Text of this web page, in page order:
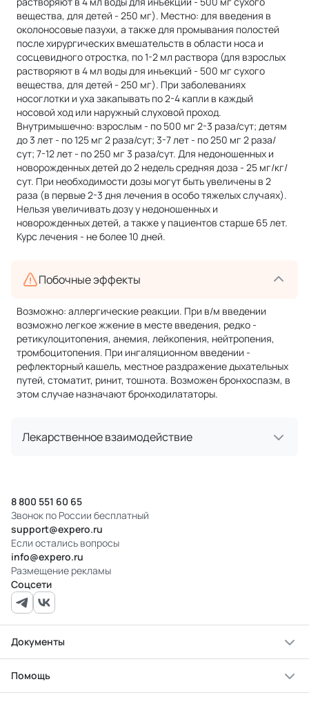
вещества, для детей - 250 мг). Местно: для введения в
околоносовые пазухи, а также для промывания полостей
после хирургических вмешательств в области носа и
сосцевидного отростка, по 1-2 мл раствора (для взрослых
растворяют в 4 мл воды для инъекций - 500 мг сухого
вещества, для детей - 250 мг). При заболеваниях
носоглотки и уха закапывать по 2-4 капли в каждый
носовой ход или наружный слуховой проход.
Внутримышечно: взрослым - по 500 мг 2-3 раза/сут; детям
до 3 лет - по 125 мг 2 раза/сут; 3-7 лет - по 250 мг 2 раза/
сут; 7-12 лет - по 250 мг 3 раза/сут. Для недоношенных и
новорожденных детей до 2 недель средняя доза - 25 мг/кг/
сут. При необходимости дозы могут быть увеличены в 2
раза (в первые 2-3 дня лечения в особо тяжелых случаях).
Нельзя увеличивать дозу у недоношенных и
новорожденных детей, а также у пациентов старше 65 лет.
Курс лечения - не более 10 дней.
Побочные эффекты
Возможно: аллергические реакции. При в/м введении
возможно легкое жжение в месте введения, редко -
ретикулоцитопения, анемия, лейкопения, нейтропения,
тромбоцитопения. При ингаляционном введении -
рефлекторный кашель, местное раздражение дыхательных
путей, стоматит, ринит, тошнота. Возможен бронхоспазм, в
этом случае назначают бронходилататоры.
Лекарственное взаимодействие
8 800 551 60 65
Звонок по России бесплатный
support@expero.ru
Если остались вопросы
info@expero.ru
Размещение рекламы
Соцсети
Документы
Помощь